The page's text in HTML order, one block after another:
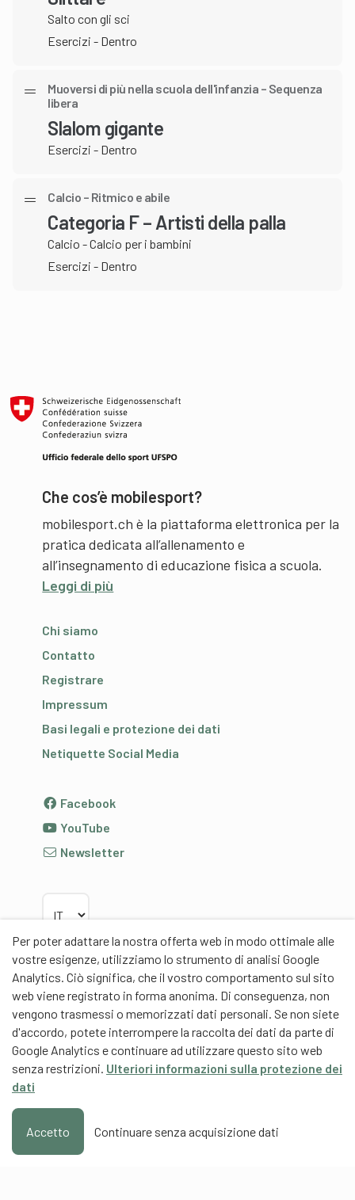
Per poter adattare la nostra offerta web in modo ottimale alle
vostre esigenze, utilizziamo lo strumento di analisi Google
Analytics. Ciò significa, che il vostro comportamento sul sito
web viene registrato in forma anonima. Di conseguenza, non
vengono trasmessi o memorizzati dati personali. Se non siete
d'accordo, potete interrompere la raccolta dei dati da parte di
Google Analytics e continuare ad utilizzare questo sito web
senza restrizioni. Ulteriori informazioni sulla protezione dei
dati
Accetto Continuare senza acquisizione dati
Salto con gli sci
Esercizi - Dentro
Muoversi di più nella scuola dell'infanzia – Sequenza
libera
Slalom gigante
Esercizi - Dentro
Calcio – Ritmico e abile
Categoria F – Artisti della palla
Calcio - Calcio per i bambini
Esercizi - Dentro
Che cos’è mobilesport?
mobilesport.ch è la piattaforma elettronica per la
pratica dedicata all’allenamento e
all’insegnamento di educazione fisica a scuola.
Leggi di più
Chi siamo
Contatto
Registrare
Impressum
Basi legali e protezione dei dati
Netiquette Social Media
Facebook
YouTube
Newsletter
Partner
Scuola universitaria federale dello Sport Macolin